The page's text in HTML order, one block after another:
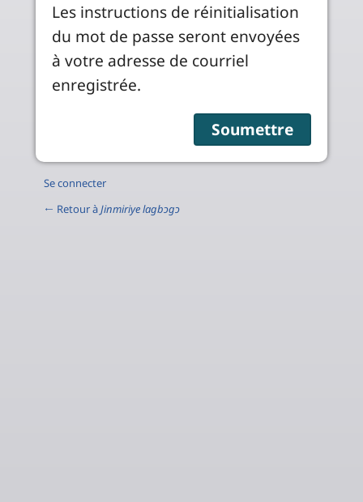
Les instructions de réinitialisation
du mot de passe seront envoyées
à votre adresse de courriel
enregistrée.
Se connecter
← Retour àJinmiriye lagbɔgɔ